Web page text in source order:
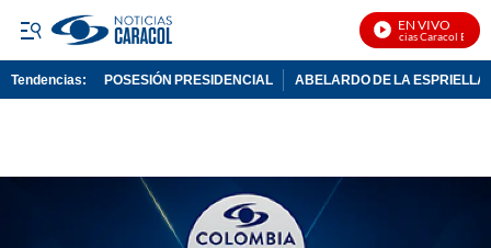
EN VIVO
Noticias Caracol En Vivo
Tendencias: POSESIÓN PRESIDENCIAL ABELARDO DE LA ESPRIELLA